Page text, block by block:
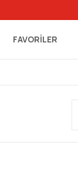
FAVORİLER